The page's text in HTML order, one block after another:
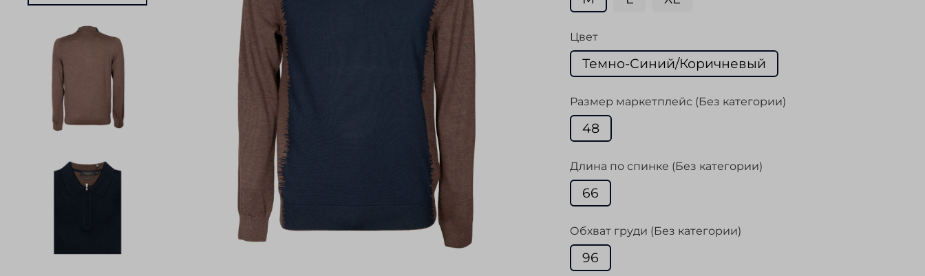
Цвет
Темно-Синий/Коричневый
Размер маркетплейс (Без категории)
48
Длина по спинке (Без категории)
66
Обхват груди (Без категории)
96